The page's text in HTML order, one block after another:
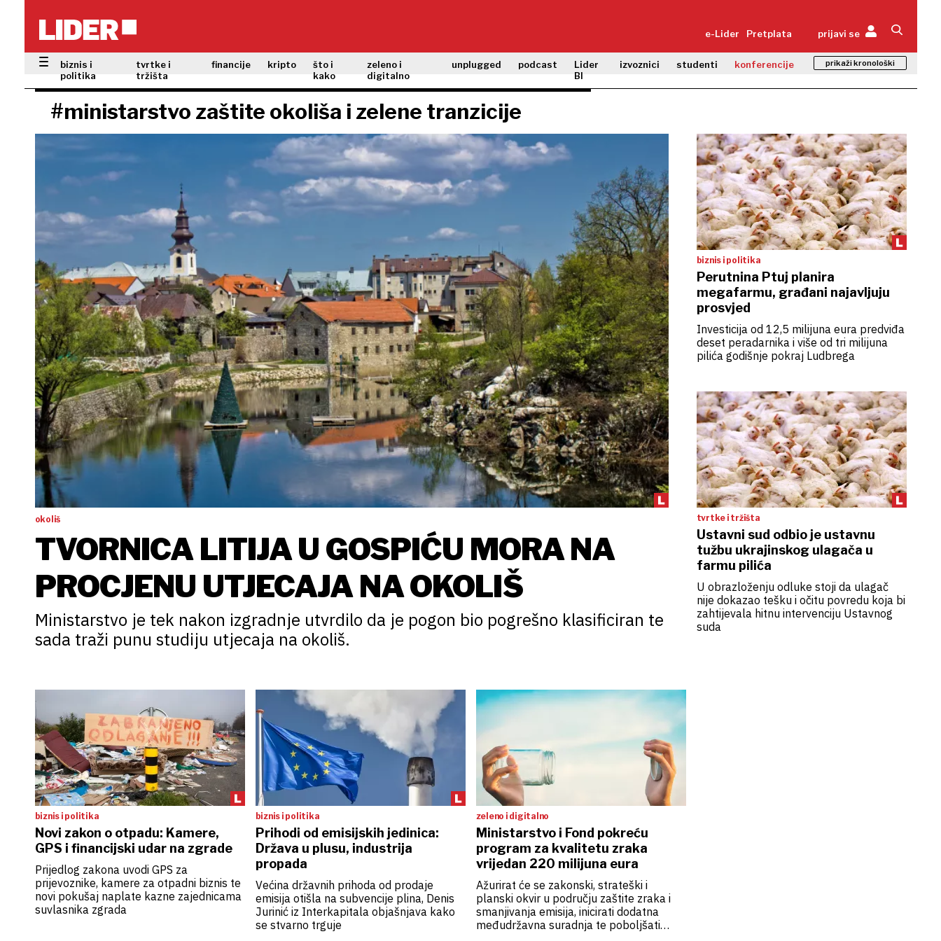
e-Lider Pretplata prijavi se
biznis i
politika
tvrtke i
tržišta
financije kripto
što i
kako
zeleno i
digitalno
unplugged podcast
Lider
BI
izvoznici studenti konferencije prikaži kronološki
#ministarstvo zaštite okoliša i zelene tranzicije
okoliš
TVORNICA LITIJA U GOSPIĆU MORA NA
PROCJENU UTJECAJA NA OKOLIŠ
Ministarstvo je tek nakon izgradnje utvrdilo da je pogon bio pogrešno klasificiran te
sada traži punu studiju utjecaja na okoliš.
biznis i politika
Perutnina Ptuj planira
megafarmu, građani najavljuju
prosvjed
Investicija od 12,5 milijuna eura predviđa
deset peradarnika i više od tri milijuna
pilića godišnje pokraj Ludbrega
tvrtke i tržišta
Ustavni sud odbio je ustavnu
tužbu ukrajinskog ulagača u
farmu pilića
U obrazloženju odluke stoji da ulagač
nije dokazao tešku i očitu povredu koja bi
zahtijevala hitnu intervenciju Ustavnog
suda
biznis i politika
Novi zakon o otpadu: Kamere,
GPS i financijski udar na zgrade
Prijedlog zakona uvodi GPS za
prijevoznike, kamere za otpadni biznis te
novi pokušaj naplate kazne zajednicama
suvlasnika zgrada
biznis i politika
Prihodi od emisijskih jedinica:
Država u plusu, industrija
propada
Većina državnih prihoda od prodaje
emisija otišla na subvencije plina, Denis
Jurinić iz Interkapitala objašnjava kako
se stvarno trguje
zeleno i digitalno
Ministarstvo i Fond pokreću
program za kvalitetu zraka
vrijedan 220 milijuna eura
Ažurirat će se zakonski, strateški i
planski okvir u području zaštite zraka i
smanjivanja emisija, inicirati dodatna
međudržavna suradnja te poboljšati